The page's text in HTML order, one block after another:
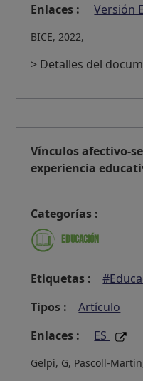
Enlaces :
Versión
BICE, 2022,
> Detalles del
Vínculos afectivo-
experiencia
Categorías :
Educación
Etiquetas :
Tipos :
Artículo
Enlaces :
ES
Gelpi, G, Pascoll-